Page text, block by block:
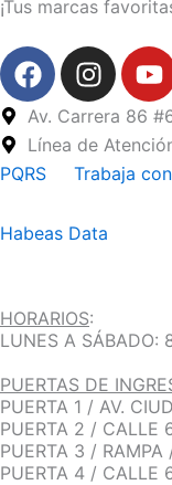
¡Tus marcas
F
a
c
e
b
o
k
I
n
s
t
a
r
a
Y
o
u
t
u
Av. Carrera 86
Línea de
PQRS
Trabaja
Habeas Data
HORARIOS:
LUNES A SÁBADO:
PUERTAS DE
PUERTA 1 / AV.
PUERTA 2 / CALLE
PUERTA 3 /
PUERTA 4 / CALLE